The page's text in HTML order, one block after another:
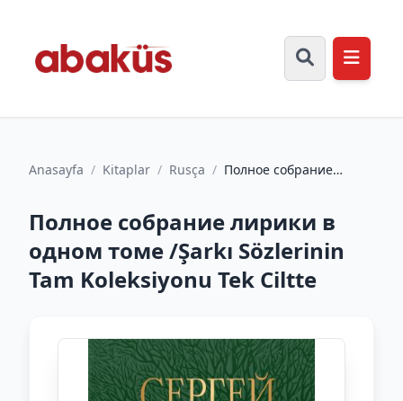
Anasayfa / Kitaplar / Rusça / Полное собрание
Koleks...
Полное собрание лирики в
одном томе /Şarkı Sözlerinin
Tam Koleksiyonu Tek Ciltte